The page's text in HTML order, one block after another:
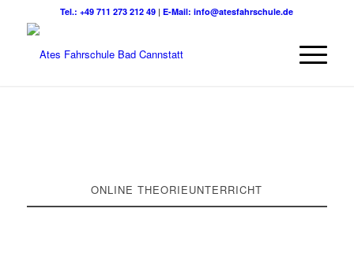
Tel.: +49 711 273 212 49 |E-Mail: info@atesfahrschule.de
ONLINE THEORIEUNTERRICHT